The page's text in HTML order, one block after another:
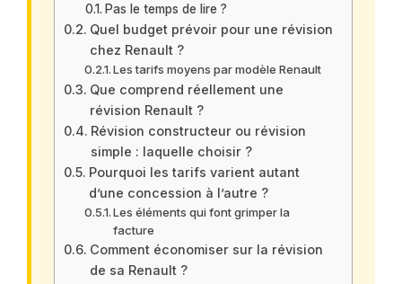
Pas le temps de lire ?
Quel budget prévoir pour une révision
chez Renault ?
Les tarifs moyens par modèle Renault
Que comprend réellement une
révision Renault ?
Révision constructeur ou révision
simple : laquelle choisir ?
Pourquoi les tarifs varient autant
d’une concession à l’autre ?
Les éléments qui font grimper la
facture
Comment économiser sur la révision
de sa Renault ?